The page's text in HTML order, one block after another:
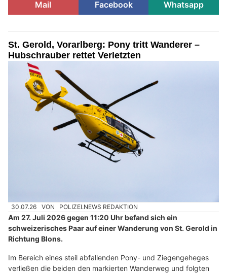
Mail
Facebook Whatsapp
St. Gerold, Vorarlberg: Pony tritt Wanderer –
Hubschrauber rettet Verletzten
30.07.26 VON POLIZEI.NEWS REDAKTION
Am 27. Juli 2026 gegen 11:20 Uhr befand sich ein
schweizerisches Paar auf einer Wanderung von St. Gerold in
Richtung Blons.
Im Bereich eines steil abfallenden Pony- und Ziegengeheges
verließen die beiden den markierten Wanderweg und folgten